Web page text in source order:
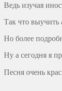
Ведь изучая
Так что выучить
Но более
Ну а сегодня я
Песня очень